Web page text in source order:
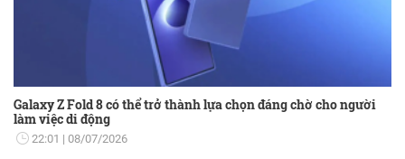
Galaxy Z Fold 8 có thể trở thành lựa chọn đáng chờ cho người
làm việc di động
22:01 08/07/2026